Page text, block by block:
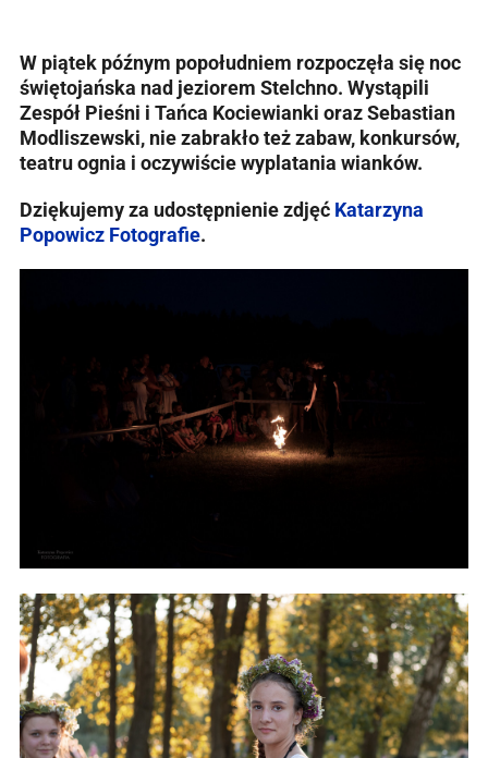
W piątek późnym popołudniem rozpoczęła się noc
świętojańska nad jeziorem Stelchno. Wystąpili
Zespół Pieśni i Tańca Kociewianki oraz Sebastian
Modliszewski, nie zabrakło też zabaw, konkursów,
teatru ognia i oczywiście wyplatania wianków.
Dziękujemy za udostępnienie zdjęć Katarzyna
Popowicz Fotografie.